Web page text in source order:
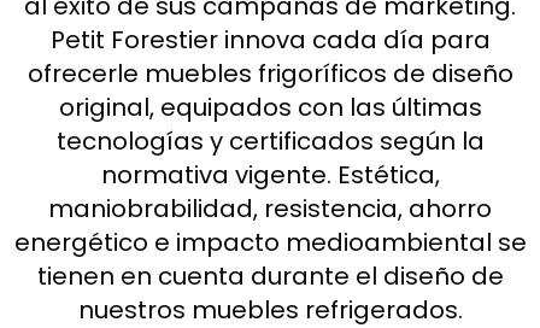
Petit Forestier innova cada día para
ofrecerle muebles frigoríficos de diseño
original, equipados con las últimas
tecnologías y certificados según la
normativa vigente. Estética,
maniobrabilidad, resistencia, ahorro
energético e impacto medioambiental se
tienen en cuenta durante el diseño de
nuestros muebles refrigerados.